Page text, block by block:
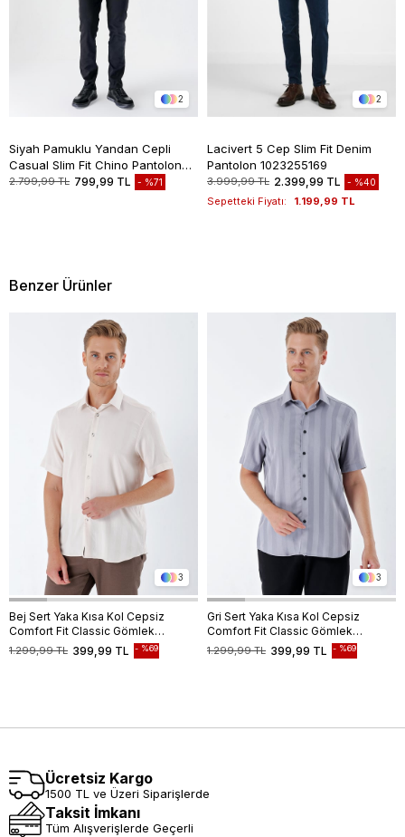
2
Siyah Pamuklu Yandan Cepli
Casual Slim Fit Chino Pantolon
1003235117
2.799,99 TL 799,99 TL %71
2
Lacivert 5 Cep Slim Fit Denim
Pantolon 1023255169
3.999,99 TL 2.399,99 TL %40
Sepetteki Fiyatı: 1.199,99 TL
Benzer Ürünler
3
Bej Sert Yaka Kısa Kol Cepsiz
Comfort Fit Classic Gömlek
1004230204399,99 TL
1.299,99 TL %69
3
Gri Sert Yaka Kısa Kol Cepsiz
Comfort Fit Classic Gömlek
1004230204399,99 TL
1.299,99 TL %69
Ücretsiz Kargo
1500 TL ve Üzeri Siparişlerde
Taksit İmkanı
Tüm Alışverişlerde Geçerli